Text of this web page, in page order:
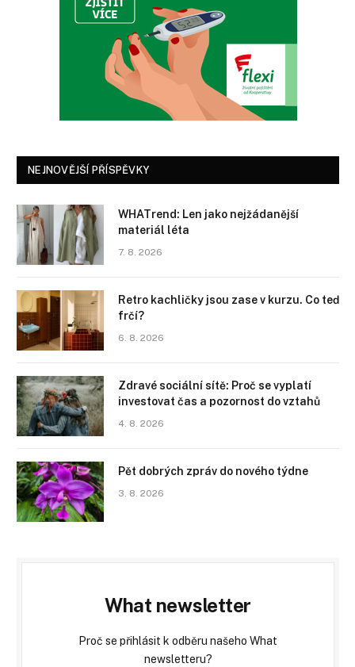
NEJNOVĚJŠÍ PŘÍSPĚVKY
WHATrend: Len jako nejžádanější
materiál léta
7. 8. 2026
Retro kachličky jsou zase v kurzu. Co teď
frčí?
6. 8. 2026
Zdravé sociální sítě: Proč se vyplatí
investovat čas a pozornost do vztahů
4. 8. 2026
Pět dobrých zpráv do nového týdne
3. 8. 2026
What newsletter
Proč se přihlásit k odběru našeho What
newsletteru?